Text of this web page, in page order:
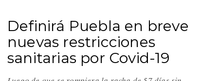
Definirá Puebla en breve
nuevas restricciones
sanitarias por Covid-19